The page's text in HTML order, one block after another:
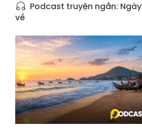
Podcast truyện ngắn: Ngày
về